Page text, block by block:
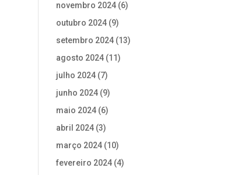
novembro 2024 (6)
outubro 2024 (9)
setembro 2024 (13)
agosto 2024 (11)
julho 2024 (7)
junho 2024 (9)
maio 2024 (6)
abril 2024 (3)
março 2024 (10)
fevereiro 2024 (4)